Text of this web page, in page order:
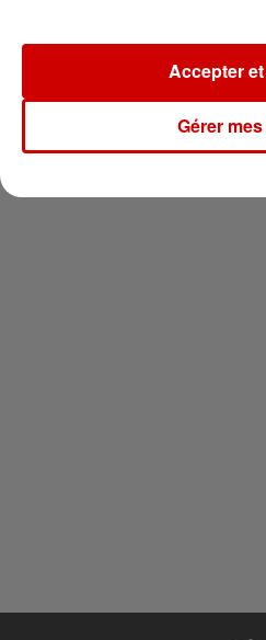
Newsletter
Gérer
Accepter